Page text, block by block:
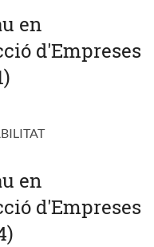
en
d'Empreses
en
d'Empreses